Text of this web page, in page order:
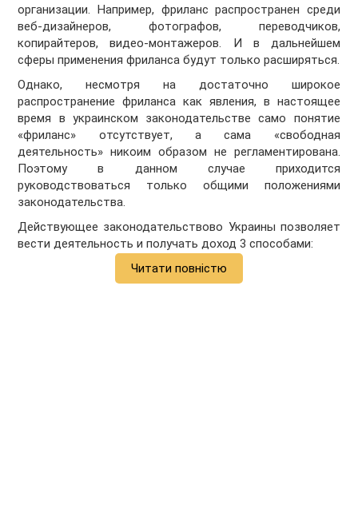
организации. Например, фриланс распространен среди
веб-дизайнеров, фотографов, переводчиков,
копирайтеров, видео-монтажеров. И в дальнейшем
сферы применения фриланса будут только расширяться.
Однако, несмотря на достаточно широкое
распространение фриланса как явления, в настоящее
время в украинском законодательстве само понятие
«фриланс» отсутствует, а сама «свободная
деятельность» никоим образом не регламентирована.
Поэтому в данном случае приходится
руководствоваться только общими положениями
законодательства.
Действующее законодательствово Украины позволяет
вести деятельность и получать доход 3 способами:
Читати повністю